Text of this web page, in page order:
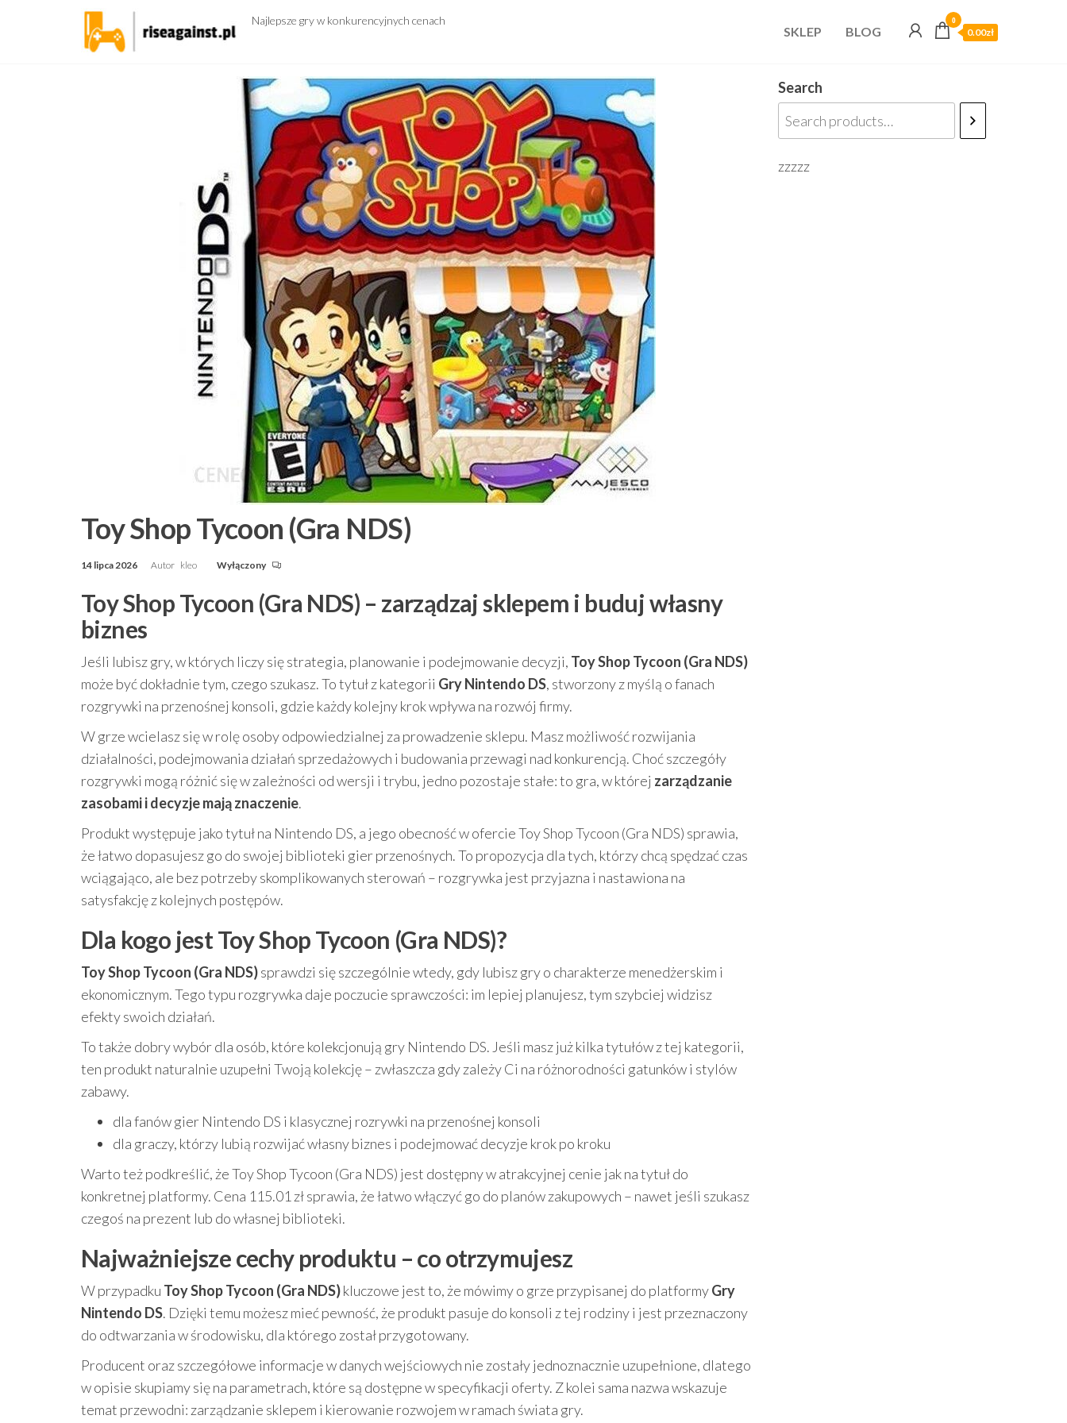
Najlepsze gry w konkurencyjnych cenach
SKLEP BLOG
0
0.00zł
Toy Shop Tycoon (Gra NDS)
14 lipca 2026 Autor kleo Wyłączony
Toy Shop Tycoon (Gra NDS) – zarządzaj sklepem i buduj własny
biznes
Jeśli lubisz gry, w których liczy się strategia, planowanie i podejmowanie decyzji, Toy Shop Tycoon (Gra NDS)
może być dokładnie tym, czego szukasz. To tytuł z kategorii Gry Nintendo DS, stworzony z myślą o fanach
rozgrywki na przenośnej konsoli, gdzie każdy kolejny krok wpływa na rozwój firmy.
W grze wcielasz się w rolę osoby odpowiedzialnej za prowadzenie sklepu. Masz możliwość rozwijania
działalności, podejmowania działań sprzedażowych i budowania przewagi nad konkurencją. Choć szczegóły
rozgrywki mogą różnić się w zależności od wersji i trybu, jedno pozostaje stałe: to gra, w której zarządzanie
zasobami i decyzje mają znaczenie.
Produkt występuje jako tytuł na Nintendo DS, a jego obecność w ofercie Toy Shop Tycoon (Gra NDS) sprawia,
że łatwo dopasujesz go do swojej biblioteki gier przenośnych. To propozycja dla tych, którzy chcą spędzać czas
wciągająco, ale bez potrzeby skomplikowanych sterowań – rozgrywka jest przyjazna i nastawiona na
satysfakcję z kolejnych postępów.
Dla kogo jest Toy Shop Tycoon (Gra NDS)?
Toy Shop Tycoon (Gra NDS)sprawdzi się szczególnie wtedy, gdy lubisz gry o charakterze menedżerskim i
ekonomicznym. Tego typu rozgrywka daje poczucie sprawczości: im lepiej planujesz, tym szybciej widzisz
efekty swoich działań.
To także dobry wybór dla osób, które kolekcjonują gry Nintendo DS. Jeśli masz już kilka tytułów z tej kategorii,
ten produkt naturalnie uzupełni Twoją kolekcję – zwłaszcza gdy zależy Ci na różnorodności gatunków i stylów
zabawy.
dla fanów gier Nintendo DS i klasycznej rozrywki na przenośnej konsoli
dla graczy, którzy lubią rozwijać własny biznes i podejmować decyzje krok po kroku
Warto też podkreślić, że Toy Shop Tycoon (Gra NDS) jest dostępny w atrakcyjnej cenie jak na tytuł do
konkretnej platformy. Cena 115.01 zł sprawia, że łatwo włączyć go do planów zakupowych – nawet jeśli szukasz
czegoś na prezent lub do własnej biblioteki.
Najważniejsze cechy produktu – co otrzymujesz
W przypadku Toy Shop Tycoon (Gra NDS)kluczowe jest to, że mówimy o grze przypisanej do platformyGry
Nintendo DS. Dzięki temu możesz mieć pewność, że produkt pasuje do konsoli z tej rodziny i jest przeznaczony
do odtwarzania w środowisku, dla którego został przygotowany.
Producent oraz szczegółowe informacje w danych wejściowych nie zostały jednoznacznie uzupełnione, dlatego
w opisie skupiamy się na parametrach, które są dostępne w specyfikacji oferty. Z kolei sama nazwa wskazuje
temat przewodni: zarządzanie sklepem i kierowanie rozwojem w ramach świata gry.
Search
zzzzz